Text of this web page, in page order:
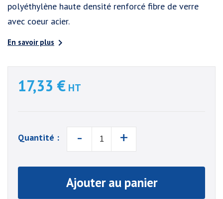
polyéthylène haute densité renforcé fibre de verre
avec coeur acier.
En savoir plus 
17,33 € HT
Quantité : - +
Ajouter au panier